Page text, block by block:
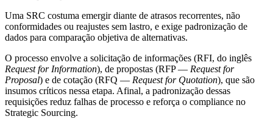
Uma SRC costuma emergir diante de atrasos recorrentes, não
conformidades ou reajustes sem lastro, e exige padronização de
dados para comparação objetiva de alternativas.
O processo envolve a solicitação de informações (RFI, do inglês
Request for Information), de propostas (RFP — Request for
Proposal) e de cotação (RFQ — Request for Quotation), que são
insumos críticos nessa etapa. Afinal, a padronização dessas
requisições reduz falhas de processo e reforça o compliance no
Strategic Sourcing.